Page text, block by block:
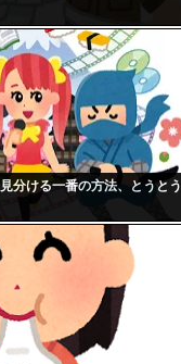
分ける一番の方法、とうとう